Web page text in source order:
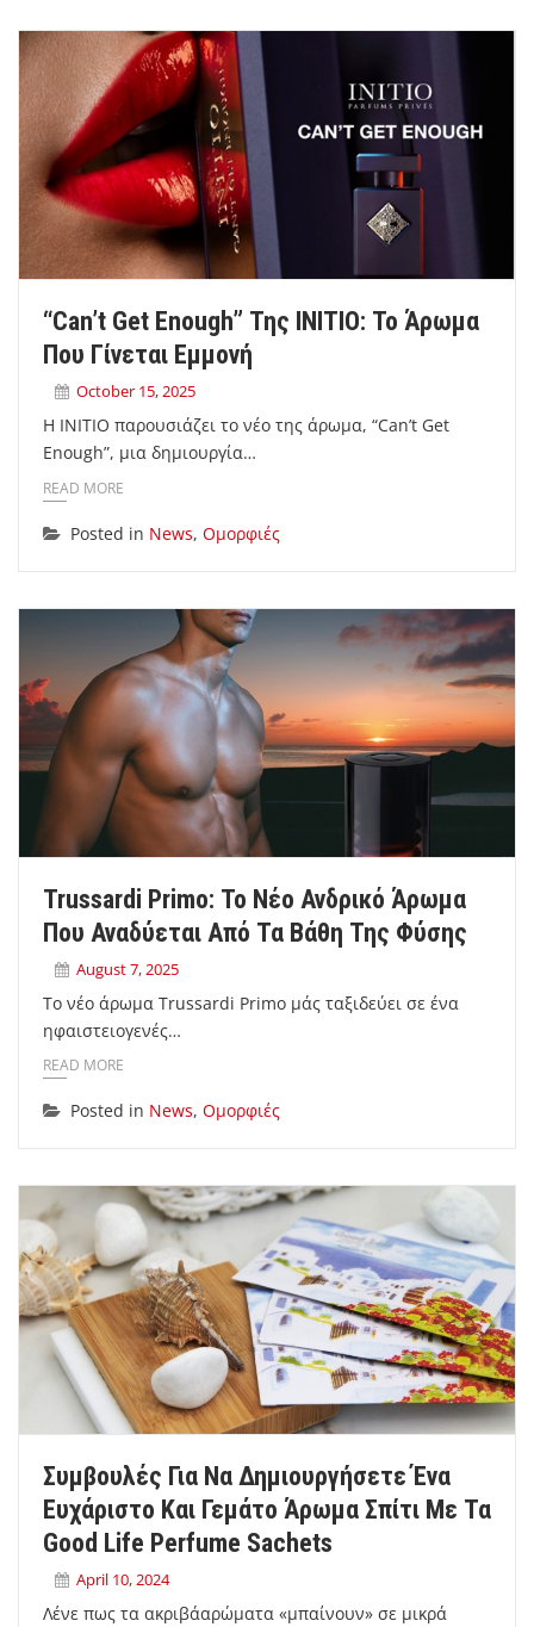
“Can’t Get Enough” Της INITIO: Το Άρωμα
Που Γίνεται Εμμονή
October 15, 2025
Η INITIO παρουσιάζει το νέο της άρωμα, “Can’t Get
Enough”, μια δημιουργία…
READ MORE
Posted in News, Ομορφιές
Trussardi Primo: Το Νέο Ανδρικό Άρωμα
Που Αναδύεται Από Τα Βάθη Της Φύσης
August 7, 2025
Το νέο άρωμα Trussardi Primo μάς ταξιδεύει σε ένα
ηφαιστειογενές…
READ MORE
Posted in News, Ομορφιές
Συμβουλές Για Να Δημιουργήσετε Ένα
Ευχάριστο Και Γεμάτο Άρωμα Σπίτι Με Τα
Good Life Perfume Sachets
April 10, 2024
Λένε πως τα ακριβάαρώματα «μπαίνουν» σε μικρά